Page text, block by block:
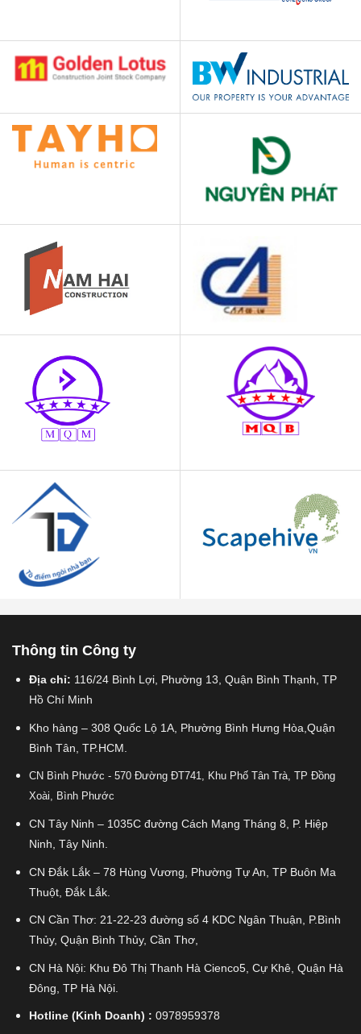
Thông tin Công ty
Địa chỉ: 116/24 Bình Lợi, Phường 13, Quận Bình Thạnh, TP
Hồ Chí Minh
Kho hàng – 308 Quốc Lộ 1A, Phường Bình Hưng Hòa,Quận
Bình Tân, TP.HCM.
CN Bình Phước - 570 Đường ĐT741, Khu Phố Tân Trà, TP Đồng
Xoài, Bình Phước
CN Tây Ninh – 1035C đường Cách Mạng Tháng 8, P. Hiệp
Ninh, Tây Ninh.
CN Đắk Lắk – 78 Hùng Vương, Phường Tự An, TP Buôn Ma
Thuột, Đắk Lắk.
CN Cần Thơ: 21-22-23 đường số 4 KDC Ngân Thuận, P.Bình
Thủy, Quận Bình Thủy, Cần Thơ,
CN Hà Nội: Khu Đô Thị Thanh Hà Cienco5, Cự Khê, Quận Hà
Đông, TP Hà Nội.
Hotline (Kinh Doanh) : 0978959378